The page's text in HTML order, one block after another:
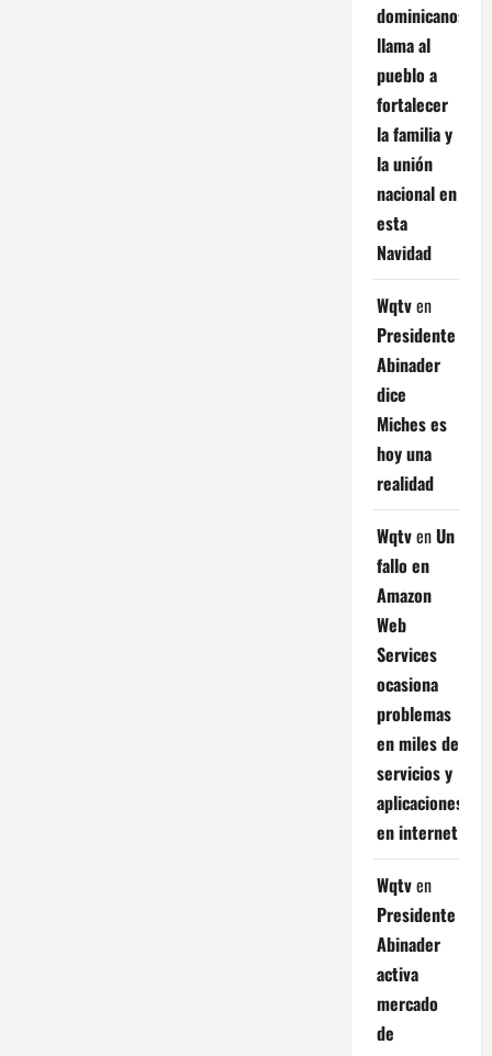
dominicanos;
llama al
pueblo a
fortalecer
la familia y
la unión
nacional en
esta
Navidad
Wqtven
Presidente
Abinader
dice
Miches es
hoy una
realidad
WqtvenUn
fallo en
Amazon
Web
Services
ocasiona
problemas
en miles de
servicios y
aplicaciones
en internet
Wqtven
Presidente
Abinader
activa
mercado
de